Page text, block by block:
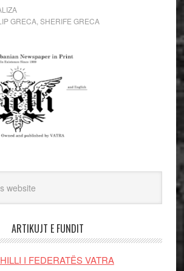
GRECA, SHERIFE GRECA
ARTIKUJT E FUNDIT
I FEDERATËS VATRA